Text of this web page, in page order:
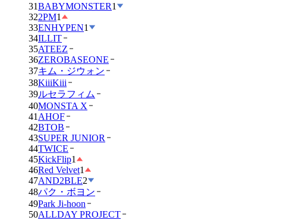
31BABYMONSTER1
322PM1
33ENHYPEN1
34ILLIT
35ATEEZ
36ZEROBASEONE
37キム・ジウォン
38KiiiKiii
39ルセラフィム
40MONSTA X
41 AHOF
42BTOB
43SUPER JUNIOR
44TWICE
45KickFlip1
46Red Velvet1
47AND2BLE2
48パク・ボヨン
49Park Ji-hoon
50ALLDAY PROJECT